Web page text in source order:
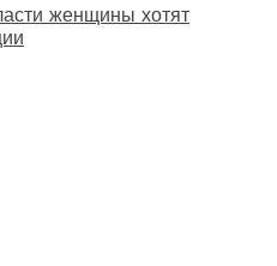
женщины хотят